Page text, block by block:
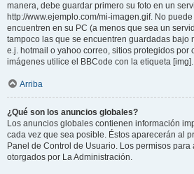
manera, debe guardar primero su foto en un
http://www.ejemplo.com/mi-imagen.gif. No
encuentren en su PC (a menos que sea un
tampoco las que se encuentren guardadas bajo
e.j. hotmail o yahoo correo, sitios protegidos por
imágenes utilice el BBCode con la etiqueta [img].
Arriba
¿Qué son los anuncios globales?
Los anuncios globales contienen información
cada vez que sea posible. Éstos aparecerán al
Panel de Control de Usuario. Los permisos
otorgados por La Administración.